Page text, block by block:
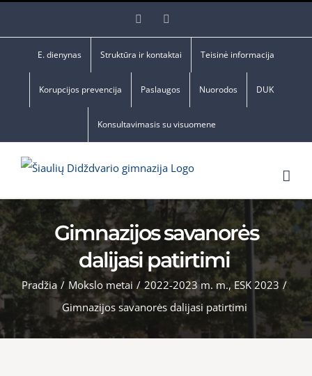
Facebook
E. dienynas Struktūra ir kontaktai Teisinė informacija
Korupcijos prevencija Paslaugos Nuorodos DUK
Konsultavimasis su visuomene
Gimnazijos savanorės
dalijasi patirtimi
Pradžia / Mokslo metai / 2022-2023 m. m.,ESK 2023 /
Gimnazijos savanorės dalijasi patirtimi